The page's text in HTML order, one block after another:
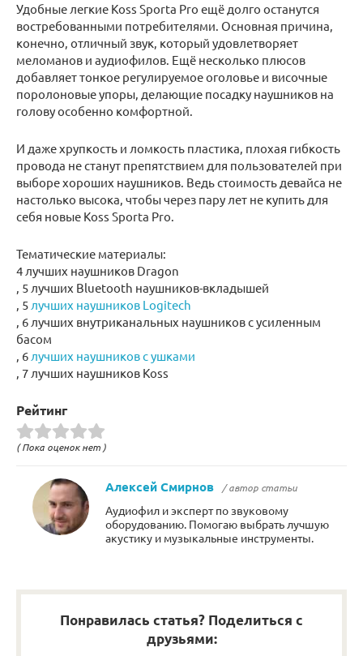
Удобные легкие Koss Sporta Pro ещё долго останутся
востребованными потребителями. Основная причина,
конечно, отличный звук, который удовлетворяет
меломанов и аудиофилов. Ещё несколько плюсов
добавляет тонкое регулируемое оголовье и височные
поролоновые упоры, делающие посадку наушников на
голову особенно комфортной.
И даже хрупкость и ломкость пластика, плохая гибкость
провода не станут препятствием для пользователей при
выборе хороших наушников. Ведь стоимость девайса не
настолько высока, чтобы через пару лет не купить для
себя новые Koss Sporta Pro.
Тематические материалы:
4 лучших наушников Dragon
, 5 лучших Bluetooth наушников-вкладышей
, 5 лучших наушников Logitech
, 6 лучших внутриканальных наушников с усиленным
басом
, 6 лучших наушников с ушками
, 7 лучших наушников Koss
Рейтинг
( Пока оценок нет )
Алексей Смирнов / автор статьи
Аудиофил и эксперт по звуковому
оборудованию. Помогаю выбрать лучшую
акустику и музыкальные инструменты.
Понравилась статья? Поделиться с
друзьями: